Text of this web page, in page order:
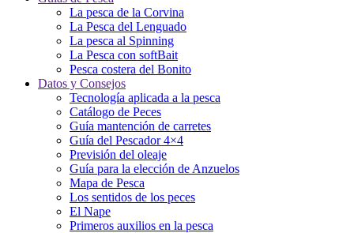
La pesca de la Corvina
La Pesca del Lenguado
La pesca al Spinning
La Pesca con softBait
Pesca costera del Bonito
Datos y Consejos
Tecnología aplicada a la pesca
Catálogo de Peces
Guía mantención de carretes
Guía del Pescador 4×4
Previsión del oleaje
Guía para la elección de Anzuelos
Mapa de Pesca
Los sentidos de los peces
El Nape
Primeros auxilios en la pesca